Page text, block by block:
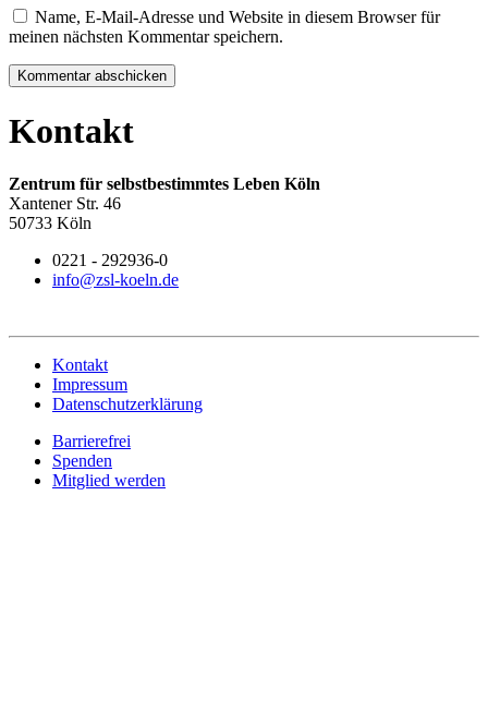
Name, E-Mail-Adresse und Website in diesem Browser für
meinen nächsten Kommentar speichern.
Kommentar abschicken
Kontakt
Zentrum für selbstbestimmtes Leben Köln
Xantener Str. 46
50733 Köln
0221 - 292936-0
info@zsl-koeln.de
Kontakt
Impressum
Datenschutzerklärung
Barrierefrei
Spenden
Mitglied werden